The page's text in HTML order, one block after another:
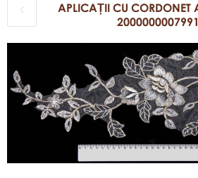
APLICAȚII CU CORDONET
2000000007991